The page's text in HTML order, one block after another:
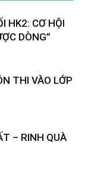
HK2: CƠ HỘI
DÒNG”
THI VÀO LỚP
– RINH QUÀ